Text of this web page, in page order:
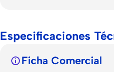
Especificaciones
Ficha Comercial